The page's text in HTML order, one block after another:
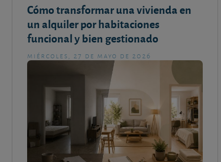
Cómo transformar una vivienda en
un alquiler por habitaciones
funcional y bien gestionado
miércoles, 27 de mayo de 2026